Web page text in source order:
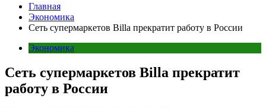
Главная
Экономика
Сеть супермаркетов Billa прекратит работу в России
Экономика
Сеть супермаркетов Billa прекратит
работу в России